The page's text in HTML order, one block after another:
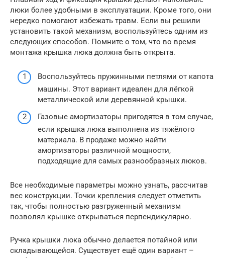
люки более удобными в эксплуатации. Кроме того, они
нередко помогают избежать травм. Если вы решили
установить такой механизм, воспользуйтесь одним из
следующих способов. Помните о том, что во время
монтажа крышка люка должна быть открыта.
Воспользуйтесь пружинными петлями от капота
машины. Этот вариант идеален для лёгкой
металлической или деревянной крышки.
Газовые амортизаторы пригодятся в том случае,
если крышка люка выполнена из тяжёлого
материала. В продаже можно найти
амортизаторы различной мощности,
подходящие для самых разнообразных люков.
Все необходимые параметры можно узнать, рассчитав
вес конструкции. Точки крепления следует отметить
так, чтобы полностью разгруженный механизм
позволял крышке открываться перпендикулярно.
Ручка крышки люка обычно делается потайной или
складывающейся. Существует ещё один вариант –